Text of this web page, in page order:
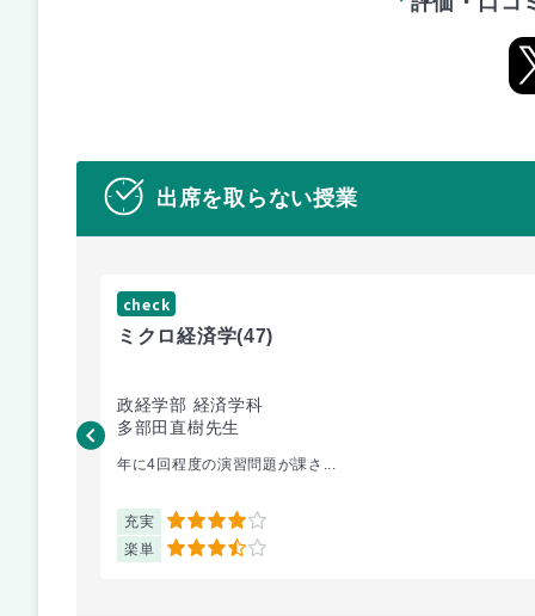
出席を取らない授業
check
ミクロ経済学(47)
政経学部 経済学科
多部田直樹先生
年に4回程度の演習問題が課さ...
充実 4
楽単 3.5